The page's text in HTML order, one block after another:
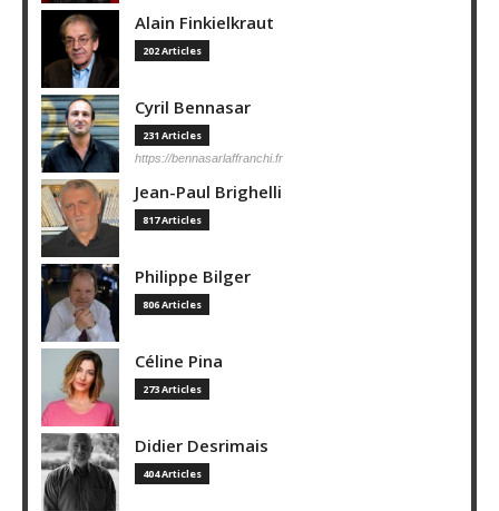
Alain Finkielkraut
202 Articles
Cyril Bennasar
231 Articles
https://bennasarlaffranchi.fr
Jean-Paul Brighelli
817 Articles
Philippe Bilger
806 Articles
Céline Pina
273 Articles
Didier Desrimais
404 Articles